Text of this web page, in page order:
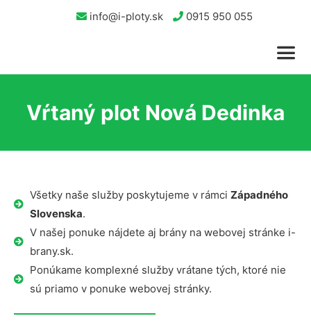
info@i-ploty.sk 0915 950 055
Vŕtaný plot Nová Dedinka
Všetky naše služby poskytujeme v rámci Západného
Slovenska.
V našej ponuke nájdete aj brány na webovej stránke i-
brany.sk.
Ponúkame komplexné služby vrátane tých, ktoré nie
sú priamo v ponuke webovej stránky.